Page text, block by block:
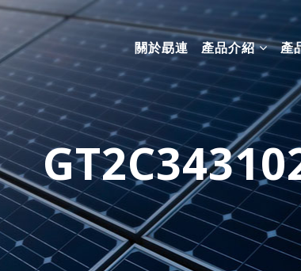
關於勗連 產品介紹 產